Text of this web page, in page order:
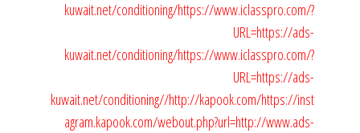
kuwait.net/conditioning/https://www.iclasspro.com/?
URL=https://ads-
kuwait.net/conditioning/https://www.iclasspro.com/?
URL=https://ads-
kuwait.net/conditioning//http://kapook.com/https://inst
agram.kapook.com/webout.php?url=http://www.ads-